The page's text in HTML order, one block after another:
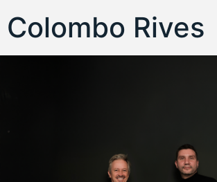
Colombo Rives